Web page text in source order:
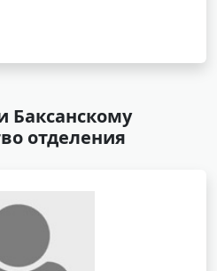
Баксанскому
отделения